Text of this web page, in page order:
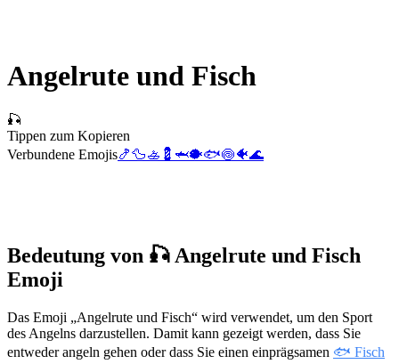
Angelrute und Fisch
🎣
Tippen zum Kopieren
Verbundene Emojis🍤🦆🚣 💈 🦈🐡🐟🍥🐠🌊
Bedeutung von 🎣 Angelrute und Fisch
Emoji
Das Emoji „Angelrute und Fisch“ wird verwendet, um den Sport
des Angelns darzustellen. Damit kann gezeigt werden, dass Sie
entweder angeln gehen oder dass Sie einen einprägsamen 🐟 Fisch